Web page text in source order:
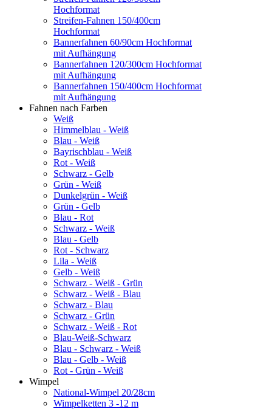
Hochformat
Streifen-Fahnen 150/400cm
Hochformat
Bannerfahnen 60/90cm Hochformat
mit Aufhängung
Bannerfahnen 120/300cm Hochformat
mit Aufhängung
Bannerfahnen 150/400cm Hochformat
mit Aufhängung
Fahnen nach Farben
Weiß
Himmelblau - Weiß
Blau - Weiß
Bayrischblau - Weiß
Rot - Weiß
Schwarz - Gelb
Grün - Weiß
Dunkelgrün - Weiß
Grün - Gelb
Blau - Rot
Schwarz - Weiß
Blau - Gelb
Rot - Schwarz
Lila - Weiß
Gelb - Weiß
Schwarz - Weiß - Grün
Schwarz - Weiß - Blau
Schwarz - Blau
Schwarz - Grün
Schwarz - Weiß - Rot
Blau-Weiß-Schwarz
Blau - Schwarz - Weiß
Blau - Gelb - Weiß
Rot - Grün - Weiß
Wimpel
National-Wimpel 20/28cm
Wimpelketten 3 -12 m